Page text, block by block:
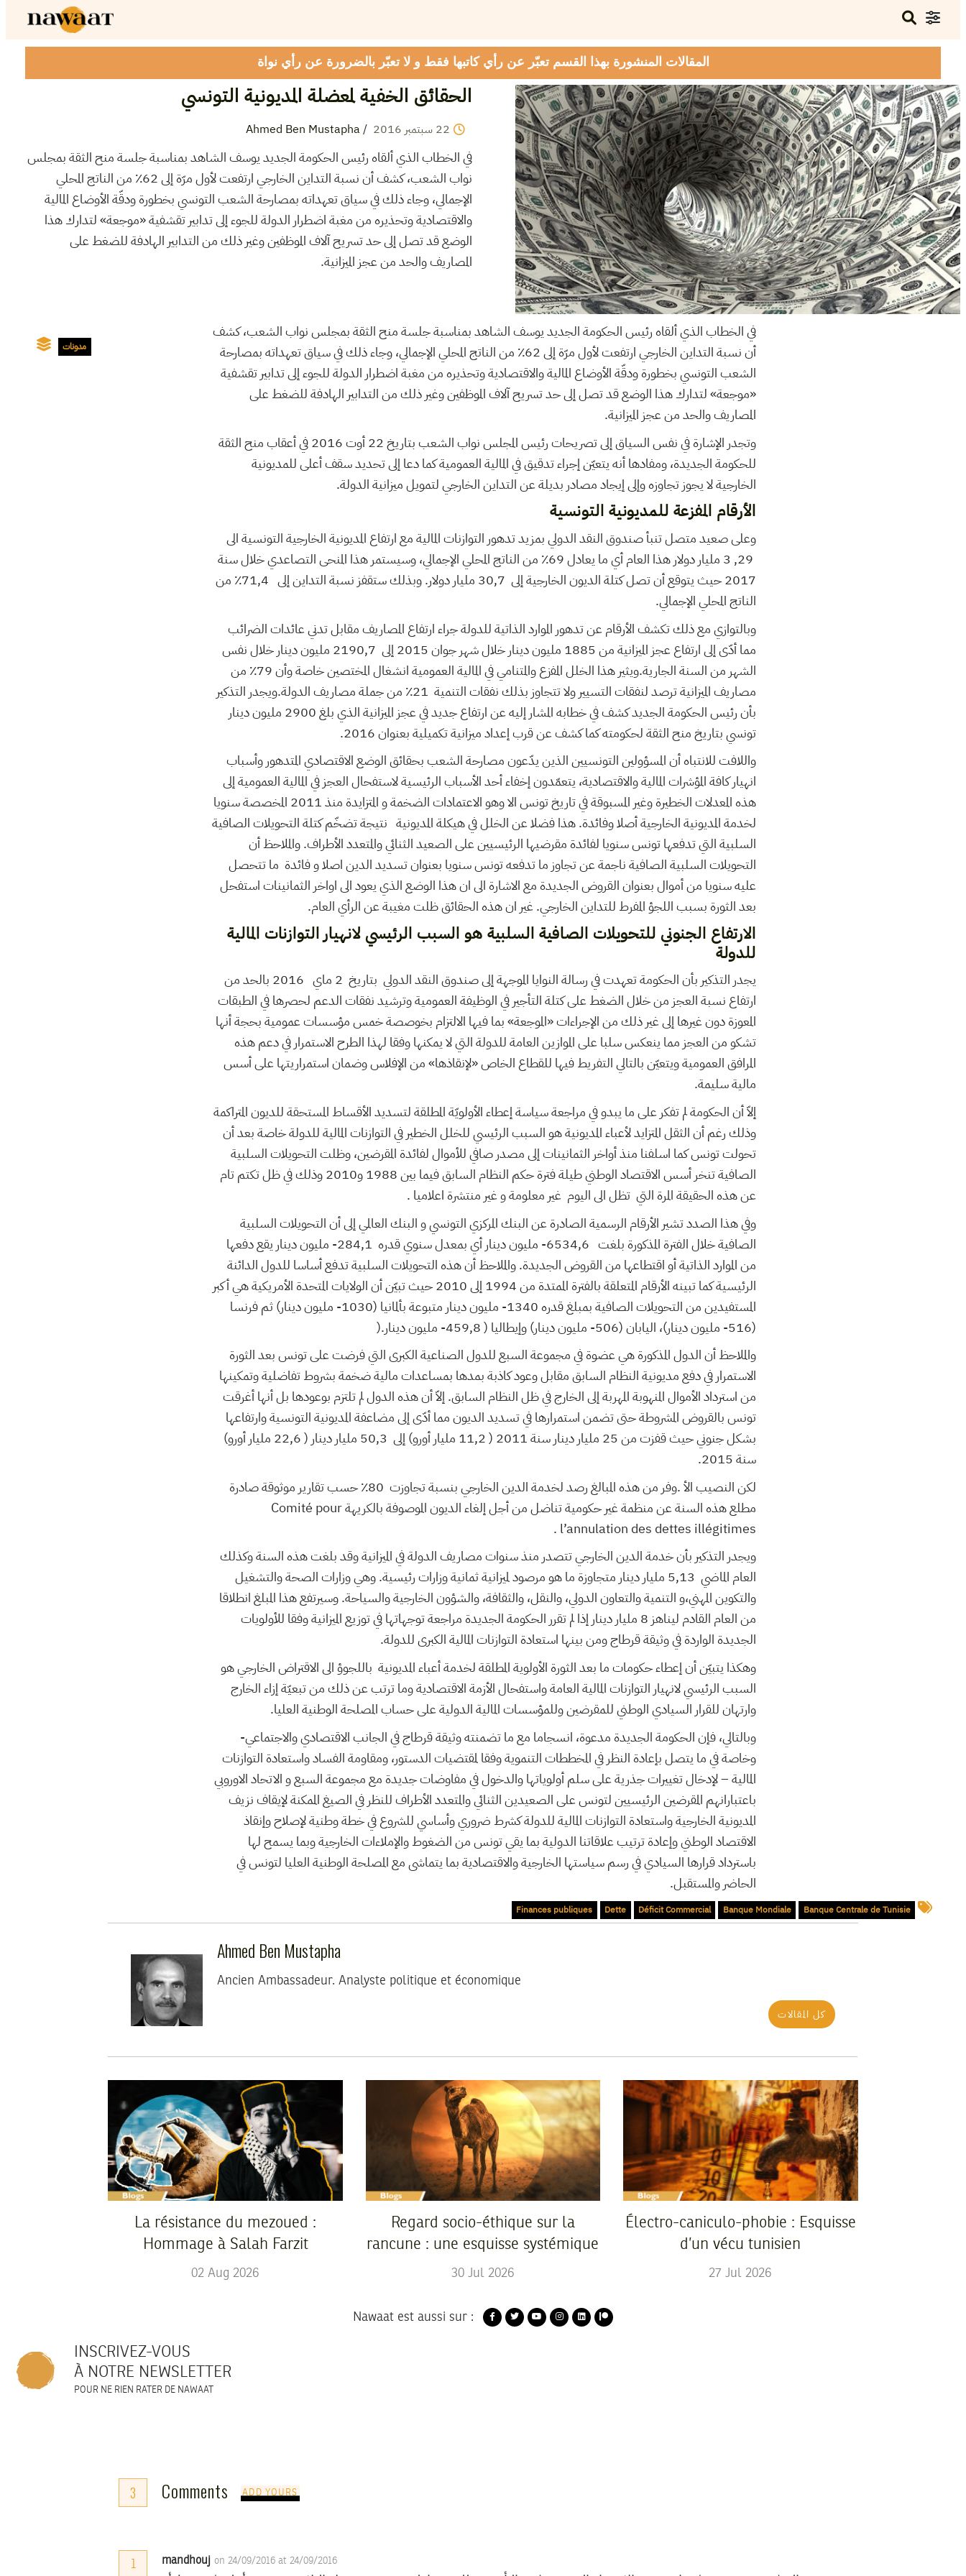
المقالات المنشورة بهذا القسم تعبّر عن رأي كاتبها فقط و لا تعبّر بالضرورة عن رأي نواة
الحقائق الخفية لمعضلة المديونية التونسي
22 سبتمبر 2016
/
Ahmed Ben Mustapha
في الخطاب الذي ألقاه رئيس الحكومة الجديد يوسف الشاهد بمناسبة جلسة منح الثقة بمجلس
نواب الشعب، كشف أن نسبة التداين الخارجي ارتفعت لأول مرّة إلى 62٪ من الناتج المحلي
الإجمالي، وجاء ذلك في سياق تعهداته بمصارحة الشعب التونسي بخطورة ودقّة الأوضاع المالية
والاقتصادية وتحذيره من مغبة اضطرار الدولة للجوء إلى تدابير تقشفية «موجعة» لتدارك هذا
الوضع قد تصل إلى حد تسريح آلاف الموظفين وغير ذلك من التدابير الهادفة للضغط على
المصاريف والحد من عجز الميزانية.
مدونات
في الخطاب الذي ألقاه رئيس الحكومة الجديد يوسف الشاهد بمناسبة جلسة منح الثقة بمجلس نواب الشعب، كشف
أن نسبة التداين الخارجي ارتفعت لأول مرّة إلى 62٪ من الناتج المحلي الإجمالي، وجاء ذلك في سياق تعهداته بمصارحة
الشعب التونسي بخطورة ودقّة الأوضاع المالية والاقتصادية وتحذيره من مغبة اضطرار الدولة للجوء إلى تدابير تقشفية
«موجعة» لتدارك هذا الوضع قد تصل إلى حد تسريح آلاف الموظفين وغير ذلك من التدابير الهادفة للضغط على
المصاريف والحد من عجز الميزانية.
وتجدر الإشارة في نفس السياق إلى تصريحات رئيس المجلس نواب الشعب بتاريخ 22 أوت 2016 في أعقاب منح الثقة
للحكومة الجديدة، ومفادها أنه يتعيّن إجراء تدقيق في المالية العمومية كما دعا إلى تحديد سقف أعلى للمديونية
الخارجية لا يجوز تجاوزه وإلى إيجاد مصادر بديلة عن التداين الخارجي لتمويل ميزانية الدولة.
الأرقام المفزعة للمديونية التونسية
وعلى صعيد متصل تنبأ صندوق النقد الدولي بمزيد تدهور التوازنات المالية مع ارتفاع المديونية الخارجية التونسية الى
29, 3 مليار دولار هذا العام أي ما يعادل 69٪ من الناتج المحلي الإجمالي، وسيستمر هذا المنحى التصاعدي خلال سنة
2017 حيث يتوقع أن تصل كتلة الديون الخارجية إلى 30,7 مليار دولار. وبذلك ستقفز نسبة التداين إلى 71,4٪ من
الناتج المحلي الإجمالي.
وبالتوازي مع ذلك تكشف الأرقام عن تدهور الموارد الذاتية للدولة جراء ارتفاع المصاريف مقابل تدني عائدات الضرائب
مما أدّى إلى ارتفاع عجز الميزانية من 1885 مليون دينار خلال شهر جوان 2015 إلى 2190,7 مليون دينار خلال نفس
الشهر من السنة الجارية.ويثير هذا الخلل المفزع والمتنامي في المالية العمومية انشغال المختصين خاصة وأن 79٪ من
مصاريف الميزانية ترصد لنفقات التسيير ولا تتجاوز بذلك نفقات التنمية 21٪ من جملة مصاريف الدولة.ويجدر التذكير
بأن رئيس الحكومة الجديد كشف في خطابه المشار إليه عن ارتفاع جديد في عجز الميزانية الذي بلغ 2900 مليون دينار
تونسي بتاريخ منح الثقة لحكومته كما كشف عن قرب إعداد ميزانية تكميلية بعنوان 2016.
واللافت للانتباه أن المسؤولين التونسيين الذين يدّعون مصارحة الشعب بحقائق الوضع الاقتصادي المتدهور وأسباب
انهيار كافة المؤشرات المالية والاقتصادية، يتعمّدون إخفاء أحد الأسباب الرئيسية لاستفحال العجز في المالية العمومية إلى
هذه المعدلات الخطيرة وغير المسبوقة في تاريخ تونس الا وهو الاعتمادات الضخمة و المتزايدة منذ 2011 المخصصة سنويا
لخدمة المديونية الخارجية أصلا وفائدة. هذا فضلا عن الخلل في هيكلة المديونية نتيجة تضخّم كتلة التحويلات الصافية
السلبية التي تدفعها تونس سنويا لفائدة مقرضيها الرئيسيين على الصعيد الثنائي والمتعدد الأطراف. والملاحظ أن
التحويلات السلبية الصافية ناجمة عن تجاوز ما تدفعه تونس سنويا بعنوان تسديد الدين اصلا و فائدة ما تتحصل
عليه سنويا من أموال بعنوان القروض الجديدة مع الاشارة الى ان هذا الوضع الذي يعود الى اواخر الثمانينات استفحل
بعد الثورة بسبب اللجؤ المفرط للتداين الخارجي. غير ان هذه الحقائق ظلت مغيبة عن الرأي العام.
الارتفاع الجنوني للتحويلات الصافية السلبية هو السبب الرئيسي لانهيار التوازنات المالية
للدولة
يجدر التذكير بأن الحكومة تعهدت في رسالة النوايا الموجهة إلى صندوق النقد الدولي بتاريخ 2 ماي 2016 بالحد من
ارتفاع نسبة العجز من خلال الضغط على كتلة التأجير في الوظيفة العمومية وترشيد نفقات الدعم لحصرها في الطبقات
المعوزة دون غيرها إلى غير ذلك من الإجراءات «الموجعة» بما فيها الالتزام بخوصصة خمس مؤسسات عمومية بحجة أنها
تشكو من العجز مما ينعكس سلبا على الموازين العامة للدولة التي لا يمكنها وفقا لهذا الطرح الاستمرار في دعم هذه
المرافق العمومية ويتعيّن بالتالي التفريط فيها للقطاع الخاص «لإنقاذها» من الإفلاس وضمان استمراريتها على أسس
مالية سليمة.
إلاّ أن الحكومة لم تفكر على ما يبدو في مراجعة سياسة إعطاء الأولويّة المطلقة لتسديد الأقساط المستحقة للديون المتراكمة
وذلك رغم أن الثقل المتزايد لأعباء المديونية هو السبب الرئيسي للخلل الخطير في التوازنات المالية للدولة خاصة بعد أن
تحولت تونس كما اسلفنا منذ أواخر الثمانينات إلى مصدر صافي للأموال لفائدة المقرضين، وظلت التحويلات السلبية
الصافية تنخر أسس الاقتصاد الوطني طيلة فترة حكم النظام السابق فيما بين 1988 و2010 وذلك في ظل تكتم تام
عن هذه الحقيقة المرة التي تظل الى اليوم غير معلومة و غير منتشرة اعلاميا .
وفي هذا الصدد تشير الأرقام الرسمية الصادرة عن البنك المركزي التونسي و البنك العالمي إلى أن التحويلات السلبية
الصافية خلال الفترة المذكورة بلغت 6534,6- مليون دينار أي بمعدل سنوي قدره 284,1- مليون دينار يقع دفعها
من الموارد الذاتية أو اقتطاعها من القروض الجديدة. والملاحظ أن هذه التحويلات السلبية تدفع أساسا للدول الدائنة
الرئيسية كما تبينه الأرقام المتعلقة بالفترة الممتدة من 1994 إلى 2010 حيث تبيّن أن الولايات المتحدة الأمريكية هي أكبر
المستفيدين من التحويلات الصافية بمبلغ قدره 1340- مليون دينار متبوعة بألمانيا (1030- مليون دينار) ثم فرنسا
(516- مليون دينار)، اليابان (506- مليون دينار) وإيطاليا ( 459,8- مليون دينار.(
والملاحظ أن الدول المذكورة هي عضوة في مجموعة السبع للدول الصناعية الكبرى التي فرضت على تونس بعد الثورة
الاستمرار في دفع مديونية النظام السابق مقابل وعود كاذبة بمدها بمساعدات مالية ضخمة بشروط تفاضلية وتمكينها
من استرداد الأموال المنهوبة المهربة إلى الخارج في ظل النظام السابق. إلاّ أن هذه الدول لم تلتزم بوعودها بل أنها أغرقت
تونس بالقروض المشروطة حتى تضمن استمرارها في تسديد الديون مما أدّى إلى مضاعفة المديونية التونسية وارتفاعها
بشكل جنوني حيث قفزت من 25 مليار دينار سنة 2011 ( 11,2 مليار أورو) إلى 50,3 مليار دينار ( 22,6 مليار أورو)
سنة 2015.
لكن النصيب الأ .وفر من هذه المبالغ رصد لخدمة الدين الخارجي بنسبة تجاوزت 80٪ حسب تقارير موثوقة صادرة
مطلع هذه السنة عن منظمة غير حكومية تناضل من أجل إلغاء الديون الموصوفة بالكريهة Comité pour
l’annulation des dettes illégitimes .
ويجدر التذكير بأن خدمة الدين الخارجي تتصدر منذ سنوات مصاريف الدولة في الميزانية وقد بلغت هذه السنة وكذلك
العام الماضي 5,13 مليار دينار متجاوزة ما هو مرصود لميزانية ثمانية وزارات رئيسية. وهي وزارات الصحة والتشغيل
والتكوين المهني،و التنمية والتعاون الدولي، والنقل، والثقافة، والشؤون الخارجية والسياحة. وسيرتفع هذا المبلغ انطلاقا
من العام القادم ليناهز 8 مليار دينار إذا لم تقرر الحكومة الجديدة مراجعة توجهاتها في توزيع الميزانية وفقا للأولويات
الجديدة الواردة في وثيقة قرطاج ومن بينها استعادة التوازنات المالية الكبرى للدولة.
وهكذا يتبيّن أن إعطاء حكومات ما بعد الثورة الأولوية المطلقة لخدمة أعباء المديونية باللجوؤ الى الاقتراض الخارجي هو
السبب الرئيسي لانهيار التوازنات المالية العامة واستفحال الأزمة الاقتصادية وما ترتب عن ذلك من تبعيّة إزاء الخارج
وارتهان للقرار السيادي الوطني للمقرضين وللمؤسسات المالية الدولية على حساب المصلحة الوطنية العليا.
وبالتالي، فإن الحكومة الجديدة مدعوة، انسجاما مع ما تضمنته وثيقة قرطاج في الجانب الاقتصادي والاجتماعي-
وخاصة في ما يتصل بإعادة النظر في المخططات التنموية وفقا لمقتضيات الدستور، ومقاومة الفساد واستعادة التوازنات
المالية – لإدخال تغييرات جذرية على سلم أولوياتها والدخول في مفاوضات جديدة مع مجموعة السبع و الاتحاد الاوروبي
باعتبارانهم المقرضين الرئيسيين لتونس على الصعيدين الثنائي والمتعدد الأطراف للنظر في الصيغ الممكنة لإيقاف نزيف
المديونية الخارجية واستعادة التوازنات المالية للدولة كشرط ضروري وأساسي للشروع في خطة وطنية لإصلاح وإنقاذ
الاقتصاد الوطني وإعادة ترتيب علاقاتنا الدولية بما يقي تونس من الضغوط والإملاءات الخارجية وبما يسمح لها
باسترداد قرارها السيادي في رسم سياستها الخارجية والاقتصادية بما يتماشى مع المصلحة الوطنية العليا لتونس في
الحاضر والمستقبل.
Banque Centrale de Tunisie
Banque Mondiale
Déficit Commercial
Dette
Finances publiques
Ahmed Ben Mustapha
Ancien Ambassadeur. Analyste politique et économique
كل المقالات
La résistance du mezoued :
Hommage à Salah Farzit
02 Aug 2026
Regard socio-éthique sur la
rancune : une esquisse systémique
30 Jul 2026
Électro-caniculo-phobie : Esquisse
d’un vécu tunisien
27 Jul 2026
Nawaat est aussi sur :
INSCRIVEZ-VOUS
À NOTRE NEWSLETTER
POUR NE RIEN RATER DE NAWAAT
3 Comments ADD YOURS
1 mandhouj on 24/09/2016 at 24/09/2016